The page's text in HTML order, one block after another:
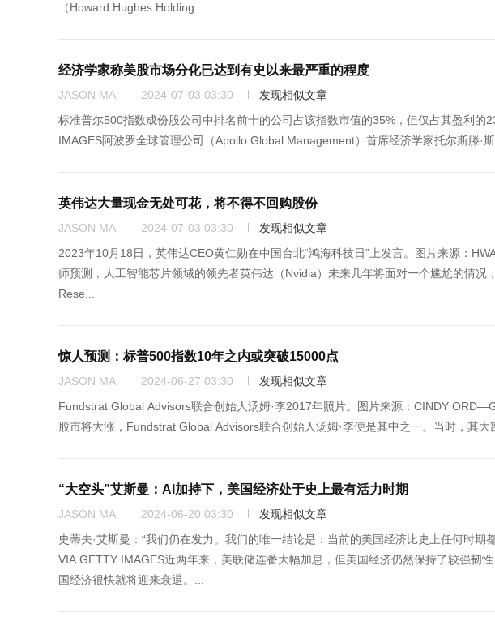
（Howard Hughes Holding...
经济学家称美股市场分化已达到有史以来最严重的程度
JASON MA 2024-07-03 03:30
发现相似文章
标准普尔500指数成份股公司中排名前十的公司占该指数市值的35%，但仅占其盈利
IMAGES阿波罗全球管理公司（Apollo Global Management）首席经济学家托尔斯滕·
英伟达大量现金无处可花，将不得不回购股份
JASON MA 2024-07-03 03:30
发现相似文章
2023年10月18日，英伟达CEO黄仁勋在中国台北“鸿海科技日”上发言。图片来源：
师预测，人工智能芯片领域的领先者英伟达（Nvidia）未来几年将面对一个尴尬的情
Rese...
惊人预测：标普500指数10年之内或突破15000点
JASON MA 2024-06-27 03:30
发现相似文章
Fundstrat Global Advisors联合创始人汤姆·李2017年照片。图片来源：CINDY
股市将大涨，Fundstrat Global Advisors联合创始人汤姆·李便是其中之一。当时，其大
“大空头”艾斯曼：AI加持下，美国经济处于史上最有活力时期
JASON MA 2024-06-20 03:30
发现相似文章
史蒂夫·艾斯曼：“我们仍在发力。我们的唯一结论是：当前的美国经济比史上任何时
VIA GETTY IMAGES近两年来，美联储连番大幅加息，但美国经济仍然保持了较强韧
国经济很快就将迎来衰退。...